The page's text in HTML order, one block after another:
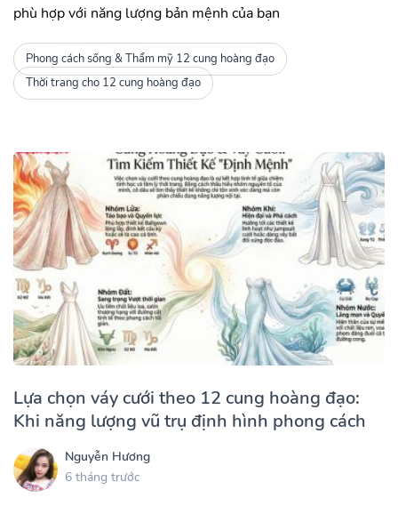
phù hợp với năng lượng bản mệnh của bạn
Phong cách sống & Thẩm mỹ 12 cung hoàng đạo
Thời trang cho 12 cung hoàng đạo
Lựa chọn váy cưới theo 12 cung hoàng đạo:
Khi năng lượng vũ trụ định hình phong cách
Nguyễn Hương
6 tháng trước